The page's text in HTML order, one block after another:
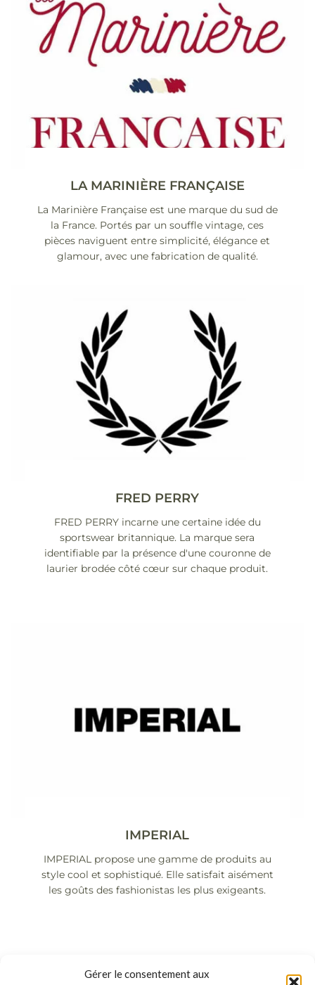
Gérer le consentement aux
LA MARINIÈRE FRANÇAISE
La Marinière Française est une marque du sud de
la France. Portés par un souffle vintage, ces
pièces naviguent entre simplicité, élégance et
glamour, avec une fabrication de qualité.
FRED PERRY
FRED PERRY incarne une certaine idée du
sportswear britannique. La marque sera
identifiable par la présence d'une couronne de
laurier brodée côté cœur sur chaque produit.
IMPERIAL
IMPERIAL propose une gamme de produits au
style cool et sophistiqué. Elle satisfait aisément
les goûts des fashionistas les plus exigeants.